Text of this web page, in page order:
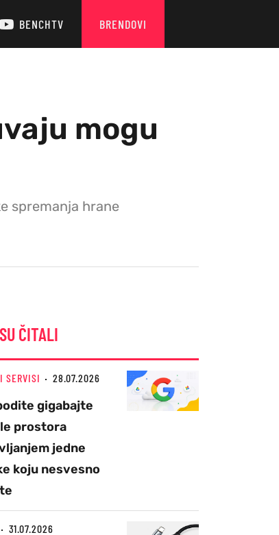
BENCHTV BRENDOVI
mogu
spremanja hrane
ČITALI
SERVISI 28.07.2026
gigabajte
prostora
jedne
koju nesvesno
31.07.2026